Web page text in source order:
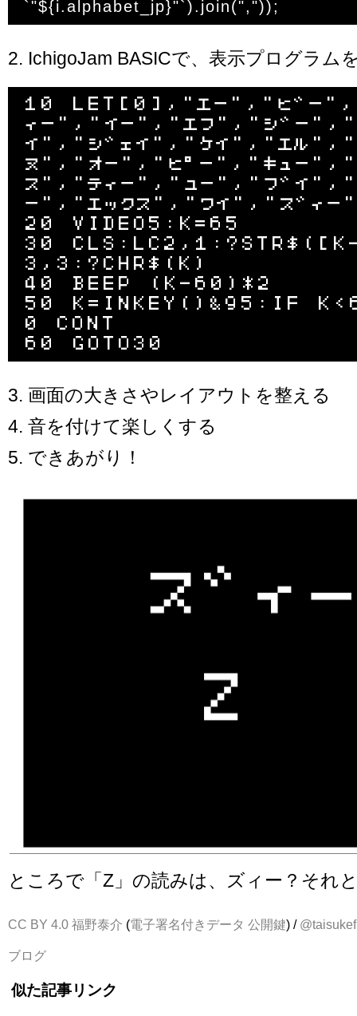
2. IchigoJam BASICで、表示プログラム
10 LET[0],"エー","ビー
ィー","イー","エフ","ジー","
イ","ジェイ","ケイ","エル","
ヌ","オー","ピー","キュー","
ス","ティー","ユー","ブイ","
ー","エックス","ワイ","ズィー"
20 VIDEO5:K=65
30
3,3:?CHR$(K)
40 BEEP (K-60)*2
50 K=INKEY()&95:IF
0 CONT
3. 画面の大きさやレイアウトを整える
4. 音を付けて楽しくする
5. できあがり！
ところで「Z」の読みは、ズィー？それ
CC BY 4.0 福野泰介 (電子署名付きデータ 公開鍵) / @taisukef
ブログ
似た記事リンク